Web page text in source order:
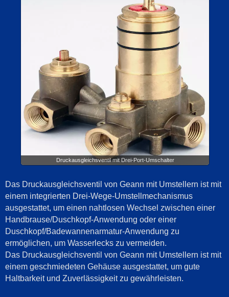
Druckausgleichsventil mit Drei-Port-Umschalter
Das Druckausgleichsventil von Geann mit Umstellern ist mit
einem integrierten Drei-Wege-Umstellmechanismus
ausgestattet, um einen nahtlosen Wechsel zwischen einer
Handbrause/Duschkopf-Anwendung oder einer
Duschkopf/Badewannenarmatur-Anwendung zu
ermöglichen, um Wasserlecks zu vermeiden.
Das Druckausgleichsventil von Geann mit Umstellern ist mit
einem geschmiedeten Gehäuse ausgestattet, um gute
Haltbarkeit und Zuverlässigkeit zu gewährleisten.